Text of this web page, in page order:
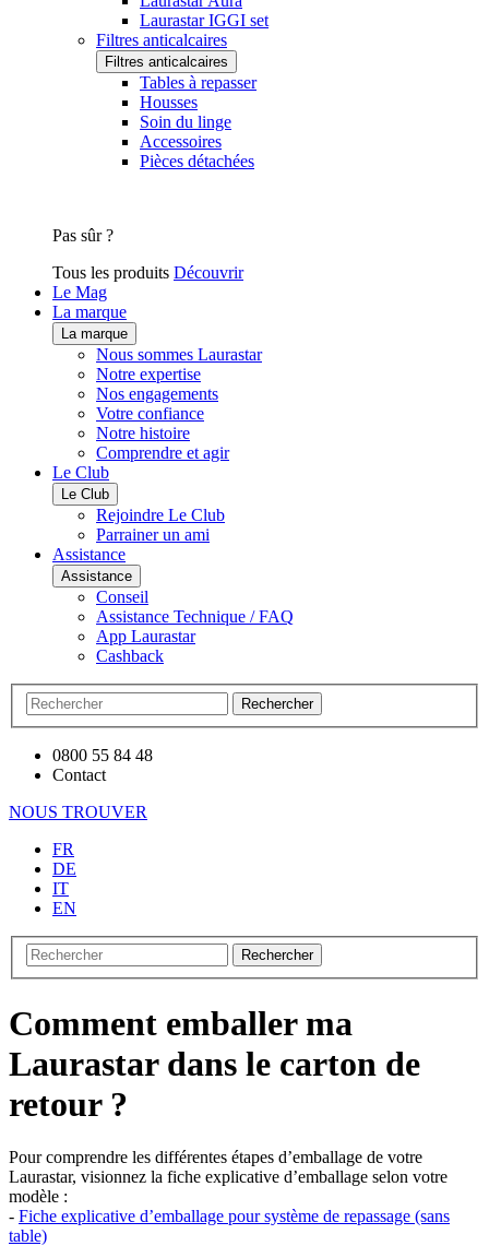
Laurastar IGGI set
Filtres anticalcaires
Filtres anticalcaires
Tables à repasser
Housses
Soin du linge
Accessoires
Pièces détachées
Pas sûr ?
Tous les produits Découvrir
Le Mag
La marque
La marque
Nous sommes Laurastar
Notre expertise
Nos engagements
Votre confiance
Notre histoire
Comprendre et agir
Le Club
Le Club
Rejoindre Le Club
Parrainer un ami
Assistance
Assistance
Conseil
Assistance Technique / FAQ
App Laurastar
Cashback
Rechercher
0800 55 84 48
Contact
NOUS TROUVER
FR
DE
IT
EN
Rechercher
Comment emballer ma
Laurastar dans le carton de
retour ?
Pour comprendre les différentes étapes d’emballage de votre
Laurastar, visionnez la fiche explicative d’emballage selon votre
modèle :
- Fiche explicative d’emballage pour système de repassage (sans
table)